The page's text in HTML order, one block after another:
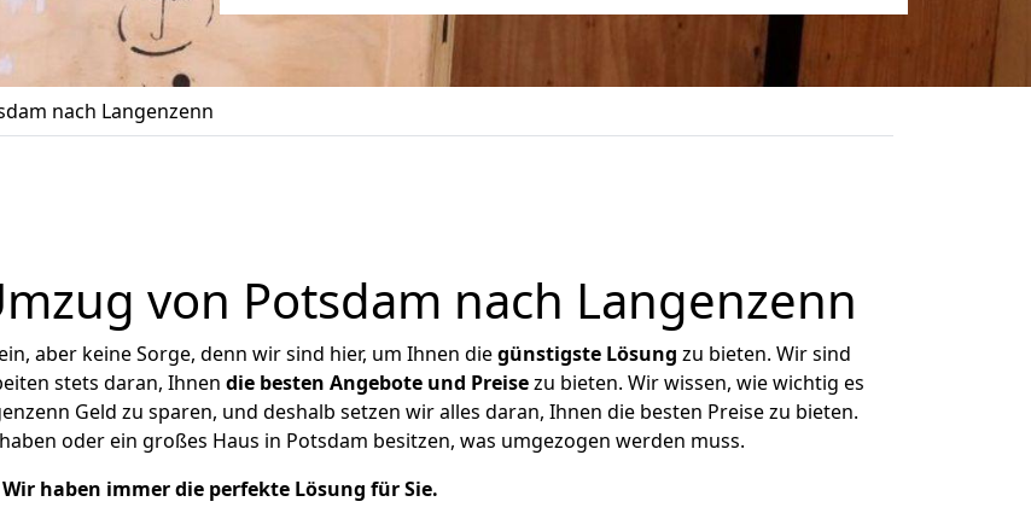
nach Langenzenn
von Potsdam nach Langenzenn
aber keine Sorge, denn wir sind hier, um Ihnen diegünstigste Lösung zu bieten. Wir sind
stets daran, Ihnen die besten Angebote und Preisezu bieten. Wir wissen, wie wichtig es
Geld zu sparen, und deshalb setzen wir alles daran, Ihnen die besten Preise zu bieten.
oder ein großes Haus in Potsdam besitzen, was umgezogen werden muss.
Wir haben immer die perfekte Lösung für Sie.